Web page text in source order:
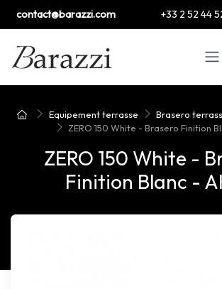
contact@barazzi.com +33 2 52 44
Equipement terrasse Brasero
ZERO 150 White - Brasero Finition
ZERO 150 White -
Finition Blanc -